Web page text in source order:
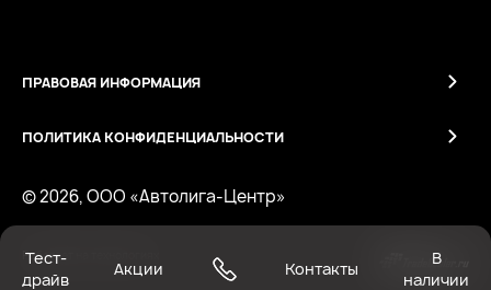
© 2026, ООО «Автолига-Центр»
ПРАВОВАЯ ИНФОРМАЦИЯ
ПОЛИТИКА КОНФИДЕНЦИАЛЬНОСТИ
Работает на технологиях
Тест-
драйв
Акции Контакты
В
наличии